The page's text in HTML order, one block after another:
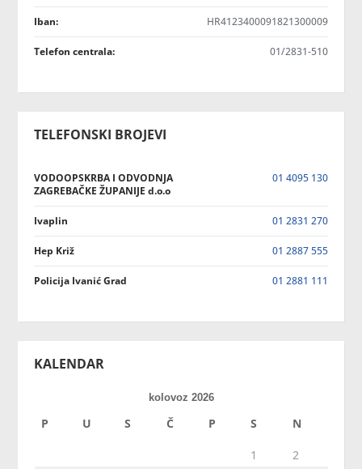
Iban: HR4123400091821300009
Telefon centrala: 01/2831-510
TELEFONSKI BROJEVI
VODOOPSKRBA I ODVODNJA
ZAGREBAČKE ŽUPANIJE d.o.o
01 4095 130
Ivaplin 01 2831 270
Hep Križ 01 2887 555
Policija Ivanić Grad 01 2881 111
KALENDAR
kolovoz 2026
P U S Č P S N
1
2